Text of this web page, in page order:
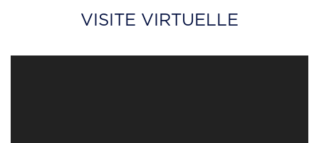
VISITE VIRTUELLE